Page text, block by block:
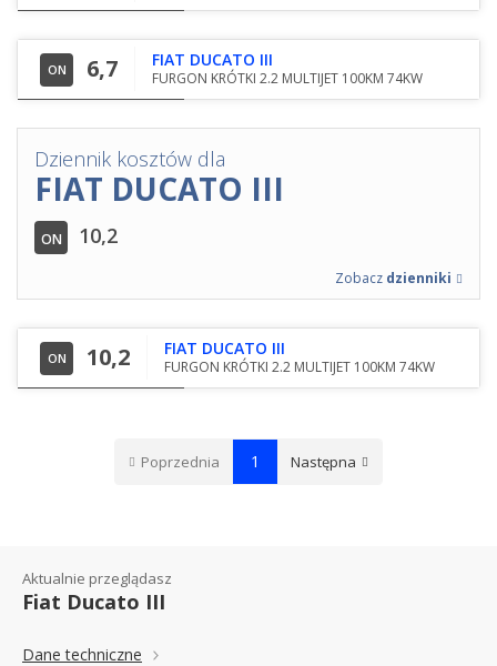
ON 6,7 FIAT DUCATO III
FURGON KRÓTKI 2.2 MULTIJET 100KM 74KW
Dziennik kosztów dla
FIAT DUCATO III
ON 10,2
Zobacz dzienniki
ON 10,2 FIAT DUCATO III
FURGON KRÓTKI 2.2 MULTIJET 100KM 74KW
Poprzednia 1 Następna
Aktualnie przeglądasz
Fiat Ducato III
Dane techniczne